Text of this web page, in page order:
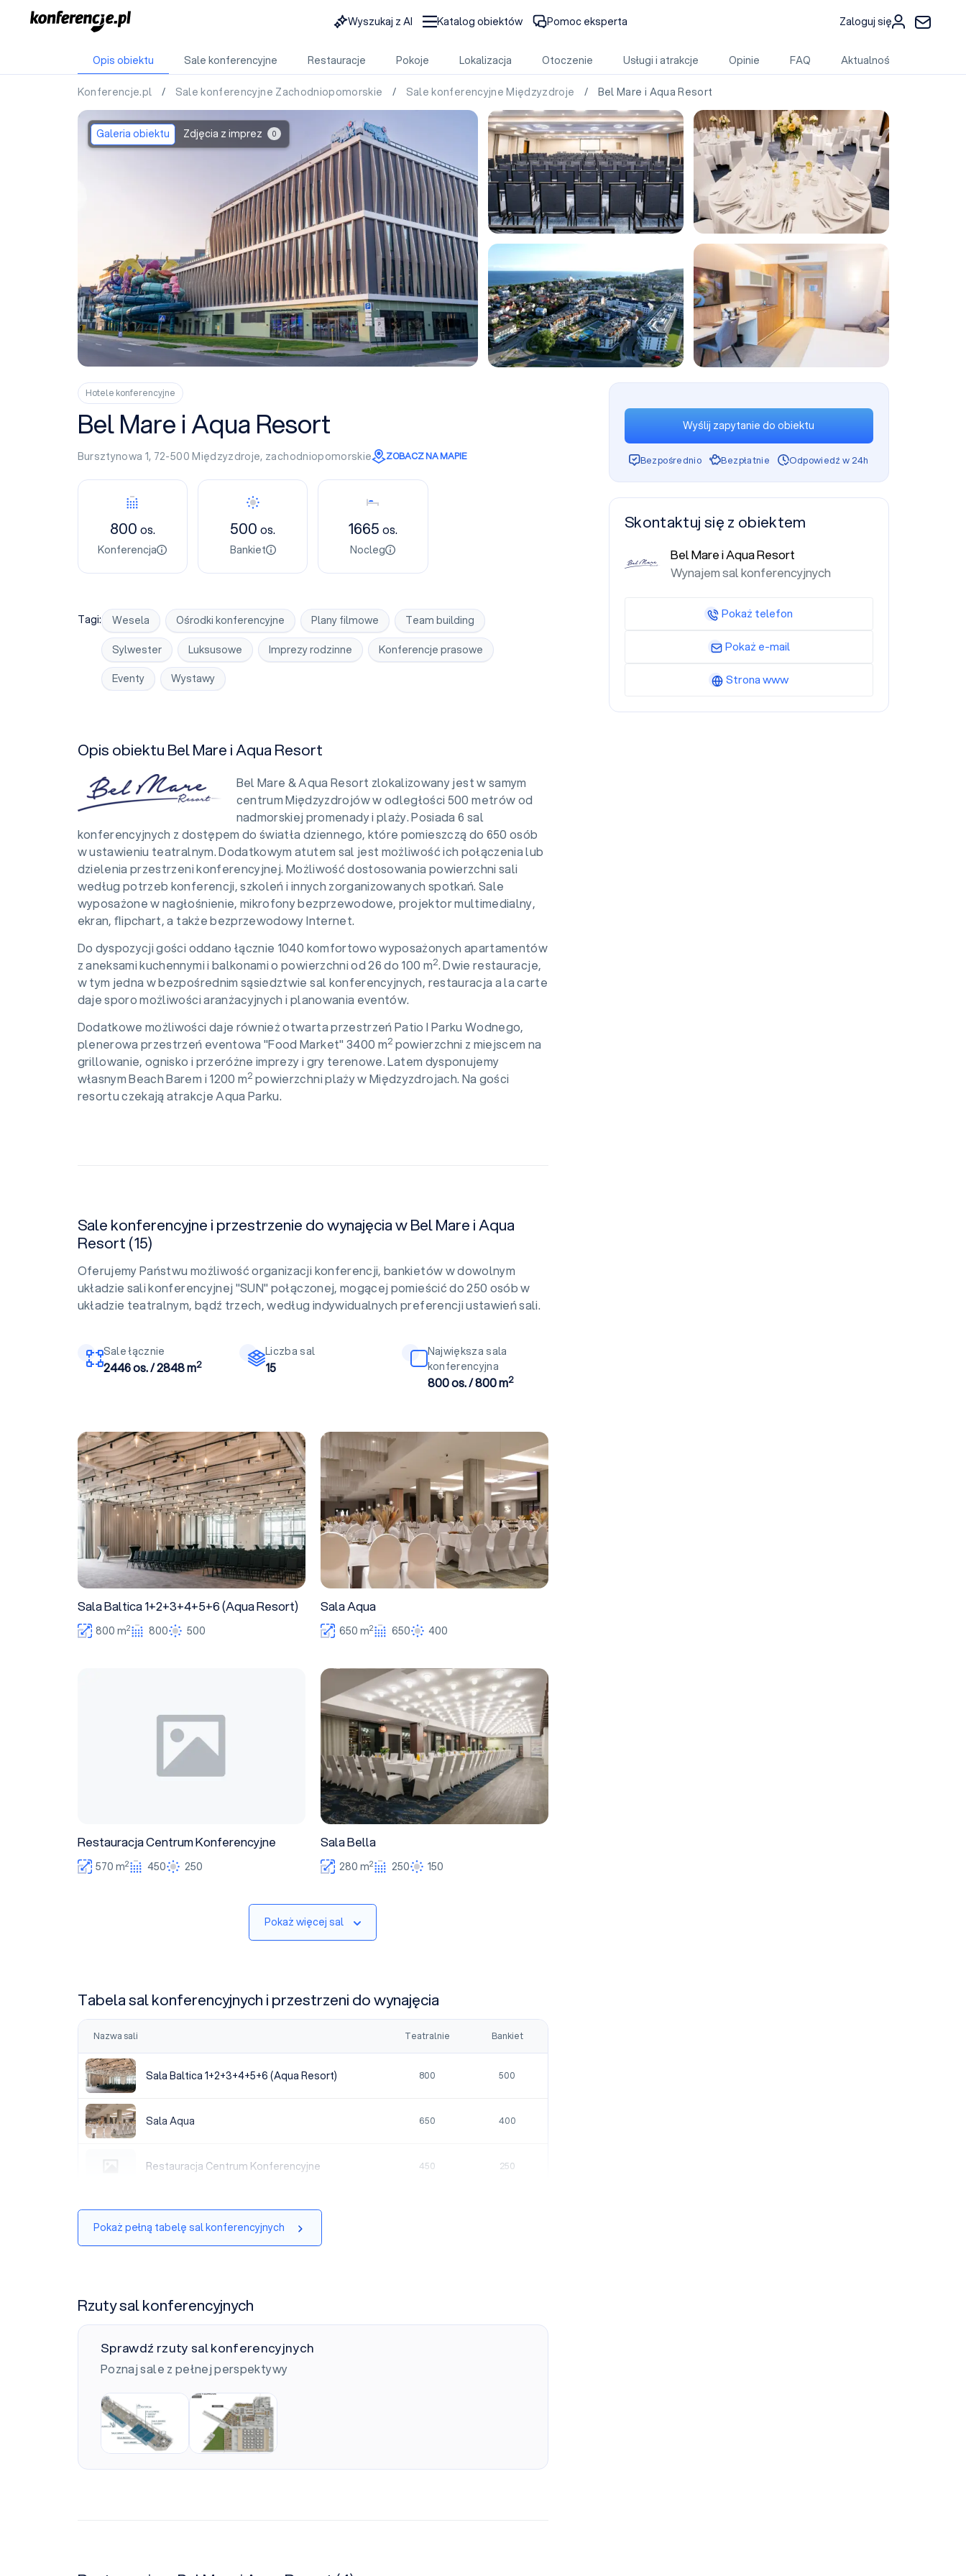
Wyszukaj z AI Katalog obiektów Pomoc eksperta Zaloguj się
Opis obiektu Sale konferencyjne Restauracje Pokoje Lokalizacja Otoczenie Usługi i atrakcje Opinie FAQ Aktualności
Konferencje.pl / Sale konferencyjne Zachodniopomorskie / Sale konferencyjne Międzyzdroje / Bel Mare i Aqua Resort
Galeria obiektu Zdjęcia z imprez 0
+86
Hotele konferencyjne
Bel Mare i Aqua Resort
Bursztynowa 1, 72-500Międzyzdroje, zachodniopomorskie ZOBACZ NA MAPIE
Konferencja
800 os.
Konferencja
Bankiet
500os.
Bankiet
Nocleg
1665os.
Nocleg
Tagi: Wesela Ośrodki konferencyjne Plany filmowe Team building
Sylwester Luksusowe Imprezy rodzinne Konferencje prasowe
Eventy Wystawy
Opis obiektu Bel Mare i Aqua Resort
Bel Mare & Aqua Resort zlokalizowany jest w samym
centrum Międzyzdrojów w odległości 500 metrów od
nadmorskiej promenady i plaży. Posiada 6 sal
konferencyjnych z dostępem do światła dziennego, które pomieszczą do 650 osób
w ustawieniu teatralnym. Dodatkowym atutem sal jest możliwość ich połączenia lub
dzielenia przestrzeni konferencyjnej. Możliwość dostosowania powierzchni sali
według potrzeb konferencji, szkoleń i innych zorganizowanych spotkań. Sale
wyposażone w nagłośnienie, mikrofony bezprzewodowe, projektor multimedialny,
ekran, ﬂipchart, a także bezprzewodowy Internet.
Do dyspozycji gości oddano łącznie 1040 komfortowo wyposażonych apartamentów
z aneksami kuchennymi i balkonami o powierzchni od 26 do 100 m2. Dwie restauracje,
w tym jedna w bezpośrednim sąsiedztwie sal konferencyjnych, restauracja a la carte
daje sporo możliwości aranżacyjnych i planowania eventów.
Dodatkowe możliwości daje również otwarta przestrzeń Patio I Parku Wodnego,
plenerowa przestrzeń eventowa "Food Market" 3400 m2 powierzchni z miejscem na
grillowanie, ognisko i przeróżne imprezy i gry terenowe. Latem dysponujemy
własnym Beach Barem i 1200 m2 powierzchni plaży w Międzyzdrojach. Na gości
resortu czekają atrakcje Aqua Parku.
Sale konferencyjne i przestrzenie do wynajęcia w Bel Mare i Aqua
Resort (15)
Oferujemy Państwu możliwość organizacji konferencji, bankietów w dowolnym
układzie sali konferencyjnej "SUN" połączonej, mogącej pomieścić do 250 osób w
układzie teatralnym, bądź trzech, według indywidualnych preferencji ustawień sali.
Sale łącznie
2446 os. / 2848 m2
Liczba sal
15
Największa sala
konferencyjna
800 os. / 800 m2
Sala Baltica 1+2+3+4+5+6 (Aqua Resort)
Sala Baltica 1+2+3+4+5+6 (Aqua Resort)
800 m2 800 500
Sala Aqua
Sala Aqua
650 m2 650 400
Restauracja Centrum Konferencyjne
570 m2 450 250
Sala Bella
Sala Bella
280 m2 250 150
Pokaż więcej sal
Tabela sal konferencyjnych i przestrzeni do wynajęcia
Nazwa sali Teatralnie Bankiet
Sala Baltica 1+2+3+4+5+6 (Aqua Resort)
Sala Baltica 1+2+3+4+5+6 (Aqua Resort) 800 500
Sala Aqua
Sala Aqua 650 400
Restauracja Centrum Konferencyjne 450 250
Pokaż pełną tabelę sal konferencyjnych
Rzuty sal konferencyjnych
Sprawdź rzuty sal konferencyjnych
Poznaj sale z pełnej perspektywy
Sala Sun Sala Baltica
Wyślij zapytanie do obiektu
Bezpośrednio Bezpłatnie Odpowiedź w 24h
Skontaktuj się z obiektem
Bel Mare i Aqua Resort
Wynajem sal konferencyjnych
Pokaż telefon
Pokaż e-mail
Strona www